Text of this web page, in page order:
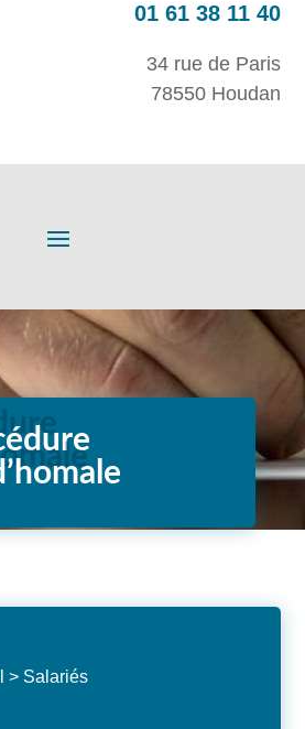
01 61 38 11 40
34 rue de Paris
78550 Houdan
> Salariés